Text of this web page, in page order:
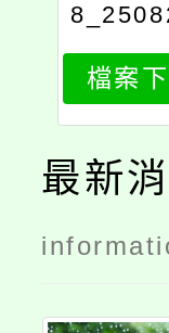
檔案
最新